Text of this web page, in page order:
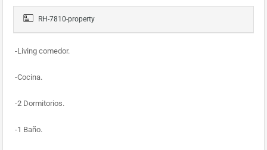
RH-7810-property
-Living comedor.
-Cocina.
-2 Dormitorios.
-1 Baño.